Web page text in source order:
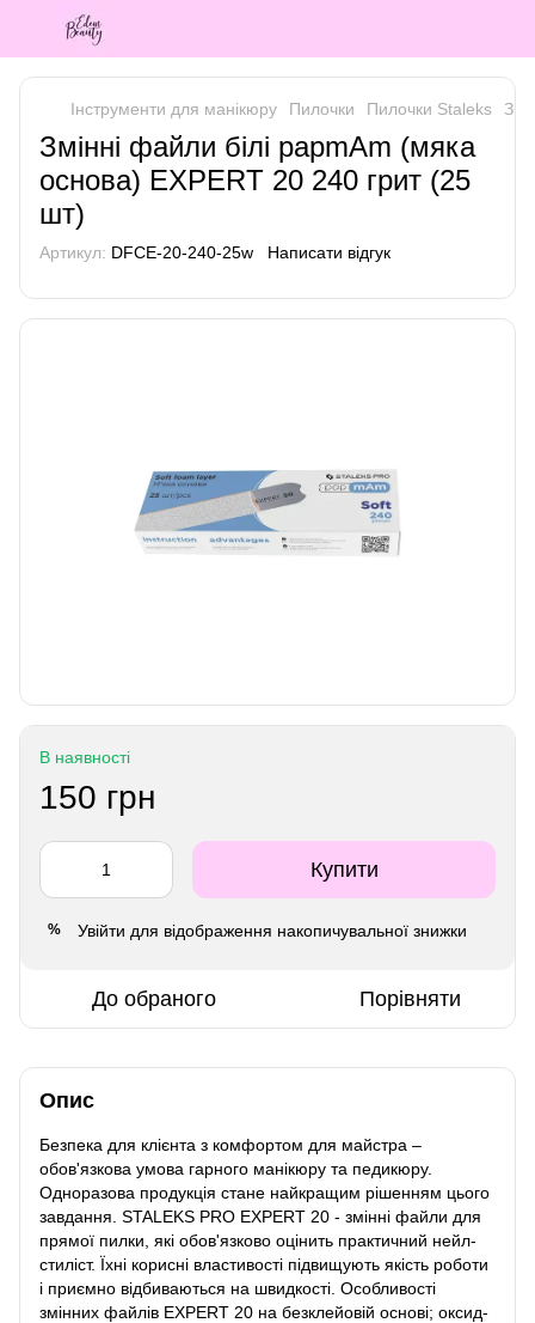
Інструменти для манікюру Пилочки Пилочки Staleks
Змінні файли білі papmAm (мяка
основа) EXPERT 20 240 грит (25
шт)
Артикул: DFCE-20-240-25w Написати відгук
В наявності
150 грн
Купити
% Увійти для відображення накопичувальної знижки
До обраного Порівняти
Опис
Безпека для клієнта з комфортом для майстра –
обов'язкова умова гарного манікюру та педикюру.
Одноразова продукція стане найкращим рішенням цього
завдання. STALEKS PRO EXPERT 20 - змінні файли для
прямої пилки, які обов'язково оцінить практичний нейл-
стиліст. Їхні корисні властивості підвищують якість роботи
і приємно відбиваються на швидкості. Особливості
змінних файлів EXPERT 20 на безклейовій основі; оксид-